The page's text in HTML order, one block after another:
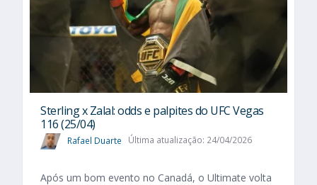
Sterling x Zalal: odds e palpites do UFC Vegas
116 (25/04)
Rafael Duarte Última atualização: 24/04/2026
Após um bom evento no Canadá, o Ultimate volta